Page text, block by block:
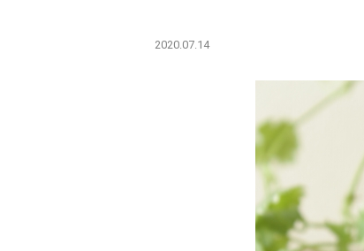
2020.07.14